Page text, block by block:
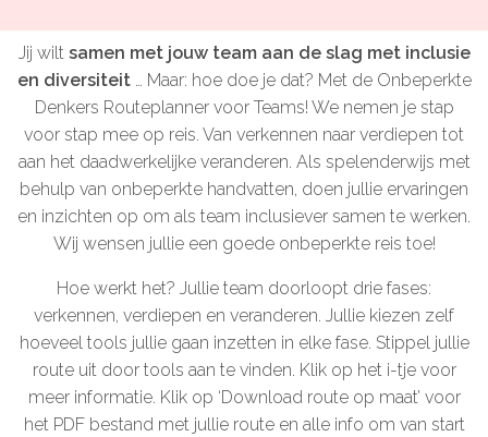
Ontwikkeltraject Onbeperkt Talent
Breng een ODE!
Ver- en vooroordelencheck
De Teamaanpak
De Escaperoom
Sluit je ook aan
In jouw organisatie
Jij wilt samen met jouw team aan de slag met inclusie
en diversiteit… Maar: hoe doe je dat? Met de Onbeperkte
Denkers Routeplanner voor Teams! We nemen je stap
voor stap mee op reis. Van verkennen naar verdiepen tot
aan het daadwerkelijke veranderen. Als spelenderwijs met
behulp van onbeperkte handvatten, doen jullie ervaringen
en inzichten op om als team inclusiever samen te werken.
Wij wensen jullie een goede onbeperkte reis toe!
Hoe werkt het? Jullie team doorloopt drie fases:
verkennen, verdiepen en veranderen. Jullie kiezen zelf
hoeveel tools jullie gaan inzetten in elke fase. Stippel jullie
route uit door tools aan te vinden. Klik op het i-tje voor
meer informatie. Klik op ‘Download route op maat’ voor
het PDF bestand met jullie route en alle info om van start